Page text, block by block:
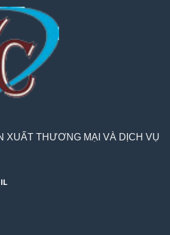
XUẤT THƯƠNG MẠI VÀ DỊCH VỤ